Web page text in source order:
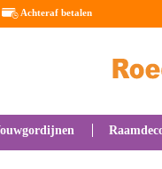
Achteraf betalen